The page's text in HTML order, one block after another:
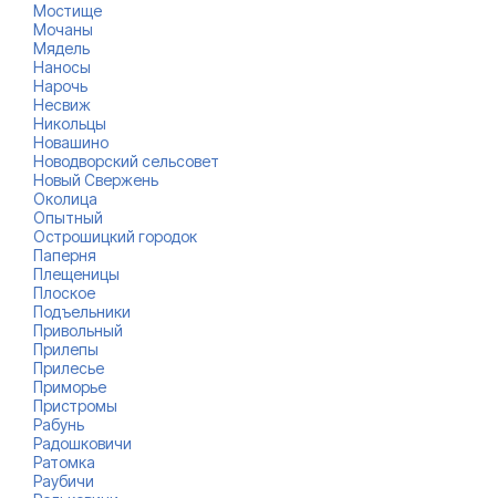
Мостище
Мочаны
Мядель
Наносы
Нарочь
Несвиж
Никольцы
Новашино
Новодворский сельсовет
Новый Свержень
Околица
Опытный
Острошицкий городок
Паперня
Плещеницы
Плоское
Подъельники
Привольный
Прилепы
Прилесье
Приморье
Пристромы
Рабунь
Радошковичи
Ратомка
Раубичи